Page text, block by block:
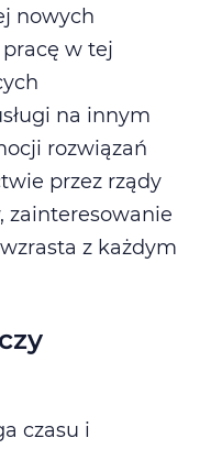
nowych
w tej
na innym
rozwiązań
przez rządy
zainteresowanie
z każdym
czasu i